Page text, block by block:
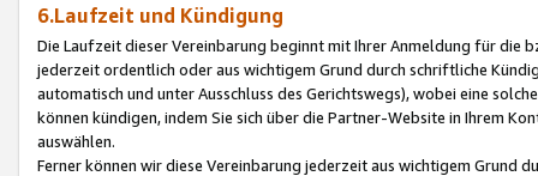
6.Laufzeit und Kündigung
Die Laufzeit dieser Vereinbarung beginnt mit Ihrer Anmeldung für die
jederzeit ordentlich oder aus wichtigem Grund durch schriftliche
automatisch und unter Ausschluss des Gerichtswegs), wobei eine
können kündigen, indem Sie sich über die Partner-Website in Ihrem
auswählen.
Ferner können wir diese Vereinbarung jederzeit aus wichtigem Grund